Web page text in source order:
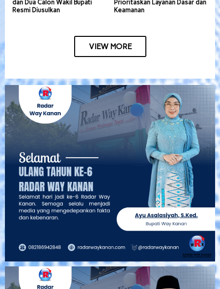
dan Dua Calon Wakil Bupati
Resmi Diusulkan
Prioritaskan Layanan Dasar dan
Keamanan
VIEW MORE